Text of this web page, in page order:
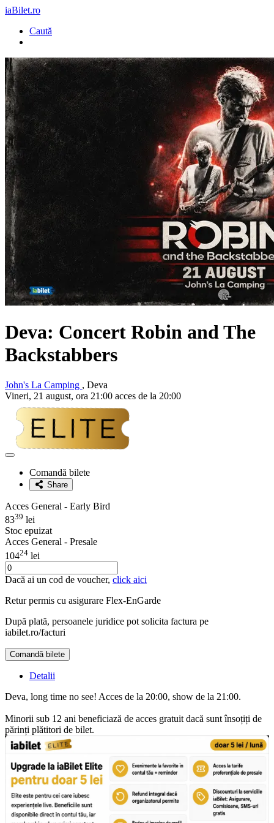
iaBilet.ro
Caută
Deva: Concert Robin and The
Backstabbers
John's La Camping , Deva
Vineri, 21 august, ora 21:00 acces de la 20:00
Adaugă
favoriteComandă bilete
Share
Acces General - Early Bird
8339 lei
Stoc epuizat
Acces General - Presale
10424 lei
Dacă ai un cod de voucher, click aici
Retur permis cu asigurare Flex-EnGarde
După plată, persoanele juridice pot solicita factura pe
iabilet.ro/facturi
Comandă bilete
Detalii
Deva, long time no see! Acces de la 20:00, show de la 21:00.
Minorii sub 12 ani beneficiază de acces gratuit dacă sunt însoțiți de
părinți plătitori de bilet.